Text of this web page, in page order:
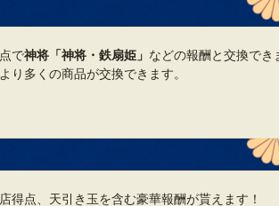
で神将「神将・鉄扇姫」 などの報酬と交換でき
り多くの商品が交換できます。
得点、天引き玉を含む豪華報酬が貰えます！